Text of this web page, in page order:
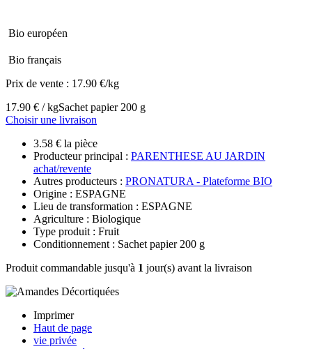
Bio européen
Bio français
Prix de vente : 17.90 €/kg
17.90 € / kgSachet papier 200 g
Choisir une livraison
3.58 € la pièce
Producteur principal : PARENTHESE AU JARDIN
achat/revente
Autres producteurs : PRONATURA - Plateforme BIO
Origine : ESPAGNE
Lieu de transformation : ESPAGNE
Agriculture : Biologique
Type produit : Fruit
Conditionnement : Sachet papier 200 g
Produit commandable jusqu'à 1 jour(s) avant la livraison
Imprimer
Haut de page
vie privée